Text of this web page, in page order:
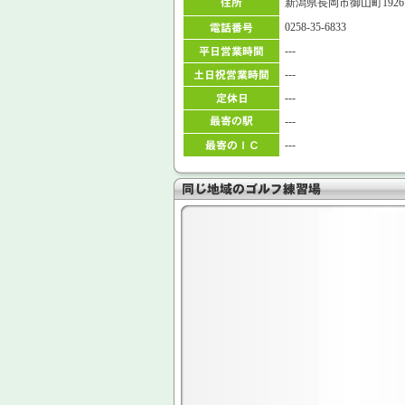
新潟県長岡市御山町1926
0258-35-6833
---
---
---
---
---